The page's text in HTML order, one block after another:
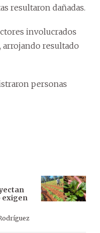
resultaron dañadas.
involucrados
arrojando resultado
personas
exigen